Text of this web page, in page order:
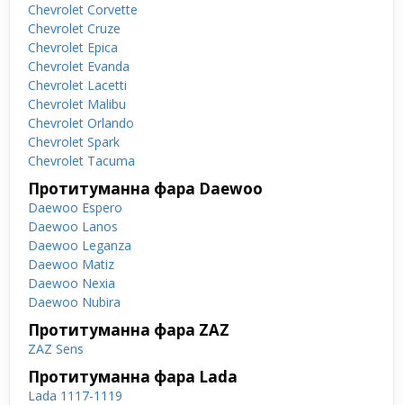
Chevrolet Corvette
Chevrolet Cruze
Chevrolet Epica
Chevrolet Evanda
Chevrolet Lacetti
Chevrolet Malibu
Chevrolet Orlando
Chevrolet Spark
Chevrolet Tacuma
Протитуманна фара Daewoo
Daewoo Espero
Daewoo Lanos
Daewoo Leganza
Daewoo Matiz
Daewoo Nexia
Daewoo Nubira
Протитуманна фара ZAZ
ZAZ Sens
Протитуманна фара Lada
Lada 1117-1119